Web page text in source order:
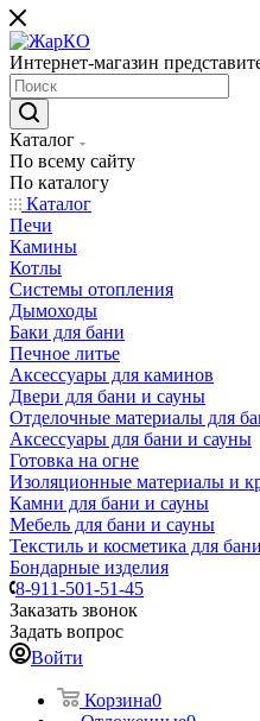
Интернет-магазин
Каталог
По всему сайту
По каталогу
Каталог
Печи
Камины
Котлы
Системы отопления
Дымоходы
Баки для бани
Печное литье
Аксессуары для каминов
Двери для бани и сауны
Отделочные материалы для
Аксессуары для бани и сауны
Готовка на огне
Изоляционные материалы и
Камни для бани и сауны
Мебель для бани и сауны
Текстиль и косметика для
Бондарные изделия
8-911-501-51-45
Заказать звонок
Задать вопрос
Войти
Корзина0